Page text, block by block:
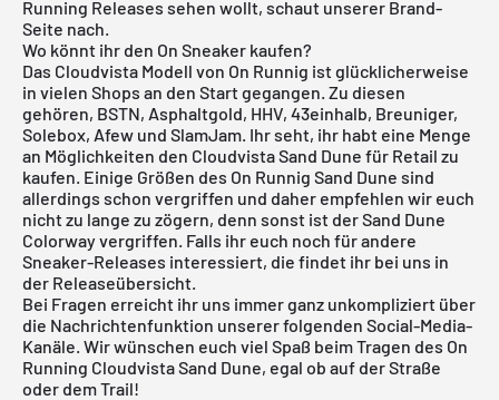
Running Releases sehen wollt, schaut unserer Brand-
Seite nach.
Wo könnt ihr den On Sneaker kaufen?
Das Cloudvista Modell von On Runnig ist glücklicherweise
in vielen Shops an den Start gegangen. Zu diesen
gehören, BSTN, Asphaltgold, HHV, 43einhalb, Breuniger,
Solebox, Afew und SlamJam. Ihr seht, ihr habt eine Menge
an Möglichkeiten den Cloudvista Sand Dune für Retail zu
kaufen. Einige Größen des On Runnig Sand Dune sind
allerdings schon vergriffen und daher empfehlen wir euch
nicht zu lange zu zögern, denn sonst ist der Sand Dune
Colorway vergriffen. Falls ihr euch noch für andere
Sneaker-Releases interessiert, die findet ihr bei uns in
der Releaseübersicht.
Bei Fragen erreicht ihr uns immer ganz unkompliziert über
die Nachrichtenfunktion unserer folgenden Social-Media-
Kanäle. Wir wünschen euch viel Spaß beim Tragen des On
Running Cloudvista Sand Dune, egal ob auf der Straße
oder dem Trail!